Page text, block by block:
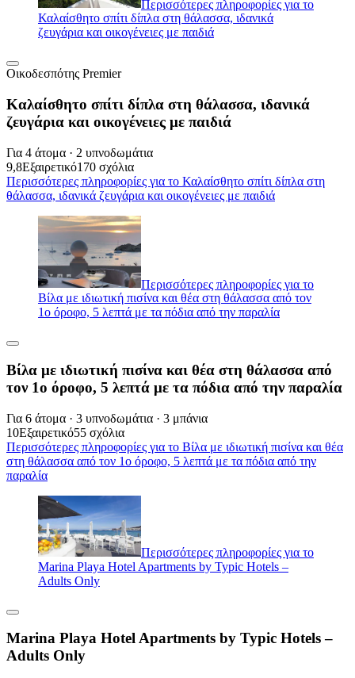
Περισσότερες πληροφορίες για το
Καλαίσθητο σπίτι δίπλα στη θάλασσα, ιδανικά
ζευγάρια και οικογένειες με παιδιά
Οικοδεσπότης Premier
Καλαίσθητο σπίτι δίπλα στη θάλασσα, ιδανικά
ζευγάρια και οικογένειες με παιδιά
Για 4 άτομα · 2 υπνοδωμάτια
9,8Εξαιρετικό170 σχόλια
Περισσότερες πληροφορίες για το Καλαίσθητο σπίτι δίπλα στη
θάλασσα, ιδανικά ζευγάρια και οικογένειες με παιδιά
Περισσότερες πληροφορίες για το
Βίλα με ιδιωτική πισίνα και θέα στη θάλασσα από τον
1ο όροφο, 5 λεπτά με τα πόδια από την παραλία
Βίλα με ιδιωτική πισίνα και θέα στη θάλασσα από
τον 1ο όροφο, 5 λεπτά με τα πόδια από την παραλία
Για 6 άτομα · 3 υπνοδωμάτια · 3 μπάνια
10Εξαιρετικό55 σχόλια
Περισσότερες πληροφορίες για το Βίλα με ιδιωτική πισίνα και θέα
στη θάλασσα από τον 1ο όροφο, 5 λεπτά με τα πόδια από την
παραλία
Περισσότερες πληροφορίες για το
Marina Playa Hotel Apartments by Typic Hotels –
Adults Only
Marina Playa Hotel Apartments by Typic Hotels –
Adults Only